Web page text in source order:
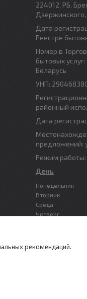
224012, РБ,
Дата
Реестре
Номер в
бытовых
Беларусь
УНП:
районный
Дата
предложений:
Режим работы:
День
Понедельник
Вторник
Среда
Четверг
Воскресенье
рекомендаций.